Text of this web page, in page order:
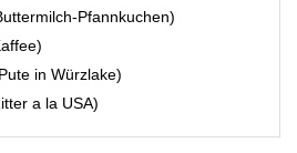
Pfannkuchen)
in Würzlake)
a la USA)